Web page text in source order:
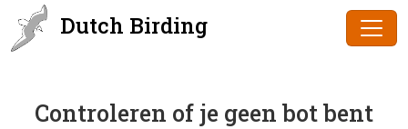
Dutch Birding
Controleren of je geen bot bent